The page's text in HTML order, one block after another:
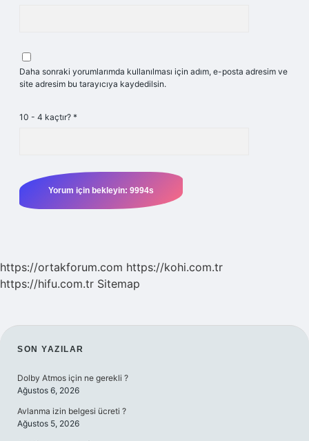
Daha sonraki yorumlarımda kullanılması için adım, e-posta adresim ve
site adresim bu tarayıcıya kaydedilsin.
10 - 4 kaçtır? *
https://ortakforum.com https://kohi.com.tr
https://hifu.com.tr Sitemap
SIDEBAR
SON YAZILAR
Dolby Atmos için ne gerekli ?
Ağustos 6, 2026
Avlanma izin belgesi ücreti ?
Ağustos 5, 2026